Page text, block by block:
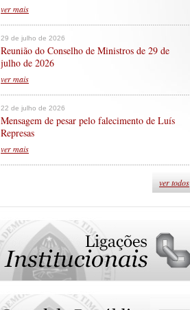
ver mais
29 de julho de 2026
Reunião do Conselho de Ministros de 29 de
julho de 2026
ver mais
22 de julho de 2026
Mensagem de pesar pelo falecimento de Luís
Represas
ver mais
ver todos